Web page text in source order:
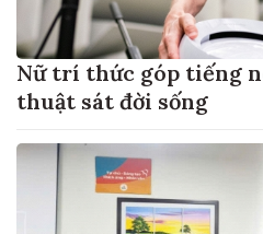
Nữ trí thức góp tiếng
thuật sát đời sống